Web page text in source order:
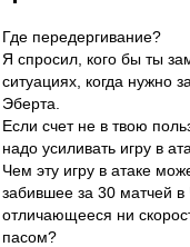
Где передергивание?
Я спросил, кого бы ты
ситуациях, когда нужно
Эберта.
Если счет не в твою
надо усиливать игру в
Чем эту игру в атаке
забившее за 30 матчей
отличающееся ни
пасом?